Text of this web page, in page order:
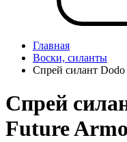
Главная
Воски, силанты
Спрей силант
Спрей
Future